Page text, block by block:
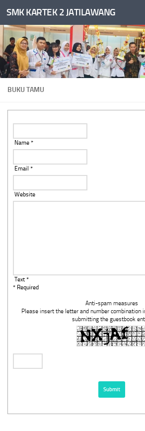
Skip to content
SMK KARTEK 2 JATILAWANG
BUKU TAMU
Name *
Email *
Website
Text *
* Required
Anti-spam measures
Please insert the letter and number combination
submitting the guestbook